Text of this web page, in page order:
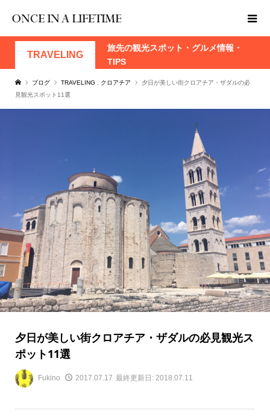
TRAVELING
旅先の観光スポット・グルメ情報・
TIPS
ブログ TRAVELING クロアチア
夕日が美しい街クロアチア・ザダルの必
見観光スポット11選
夕日が美しい街クロアチア・ザダルの必見観光ス
ポット11選
Fukino 2017.07.17 最終更新日: 2018.07.11